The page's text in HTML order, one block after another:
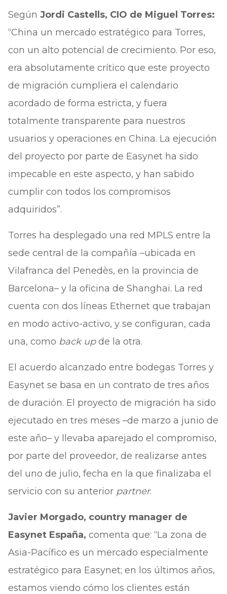
Según Jordi Castells, CIO de Miguel Torres:
“China un mercado estratégico para Torres,
con un alto potencial de crecimiento. Por eso,
era absolutamente crítico que este proyecto
de migración cumpliera el calendario
acordado de forma estricta, y fuera
totalmente transparente para nuestros
usuarios y operaciones en China. La ejecución
del proyecto por parte de Easynet ha sido
impecable en este aspecto, y han sabido
cumplir con todos los compromisos
adquiridos”.
Torres ha desplegado una red MPLS entre la
sede central de la compañía –ubicada en
Vilafranca del Penedès, en la provincia de
Barcelona– y la oficina de Shanghai. La red
cuenta con dos líneas Ethernet que trabajan
en modo activo-activo, y se configuran, cada
una, como back upde la otra.
El acuerdo alcanzado entre bodegas Torres y
Easynet se basa en un contrato de tres años
de duración. El proyecto de migración ha sido
ejecutado en tres meses –de marzo a junio de
este año– y llevaba aparejado el compromiso,
por parte del proveedor, de realizarse antes
del uno de julio, fecha en la que finalizaba el
servicio con su anterior partner.
Javier Morgado, country manager de
Easynet España, comenta que: “La zona de
Asia-Pacífico es un mercado especialmente
estratégico para Easynet; en los últimos años,
estamos viendo cómo los clientes están